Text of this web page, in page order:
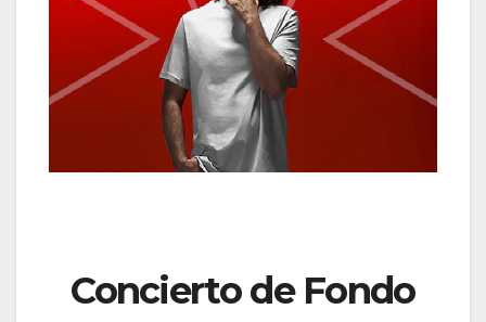
Concierto de Fondo